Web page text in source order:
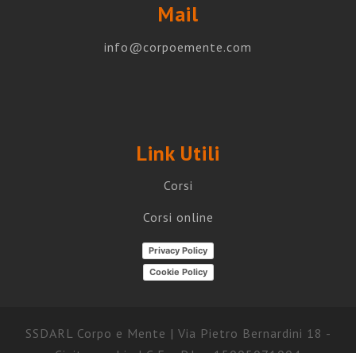
Mail
info@corpoemente.com
Link Utili
Corsi
Corsi online
Privacy Policy
Cookie Policy
SSDARL Corpo e Mente | Via Pietro Bernardini 18 -